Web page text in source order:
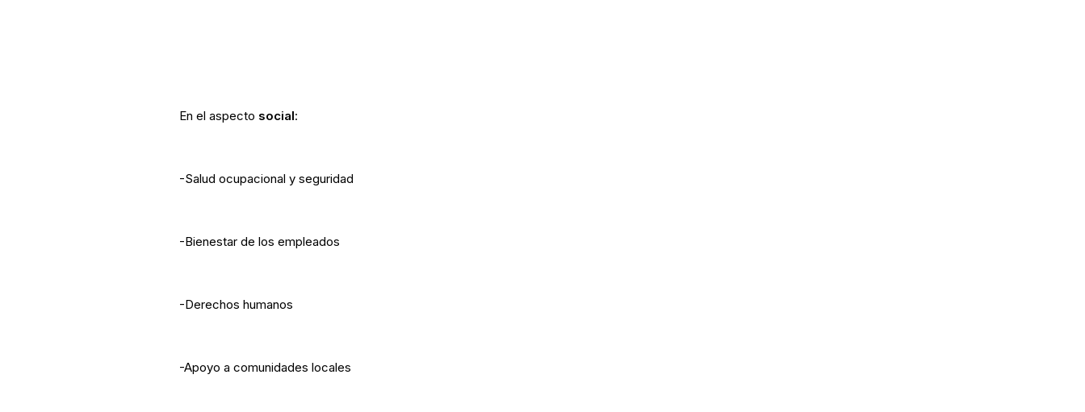
En el aspecto social:
-Salud ocupacional y seguridad
-Bienestar de los empleados
-Derechos humanos
-Apoyo a comunidades locales